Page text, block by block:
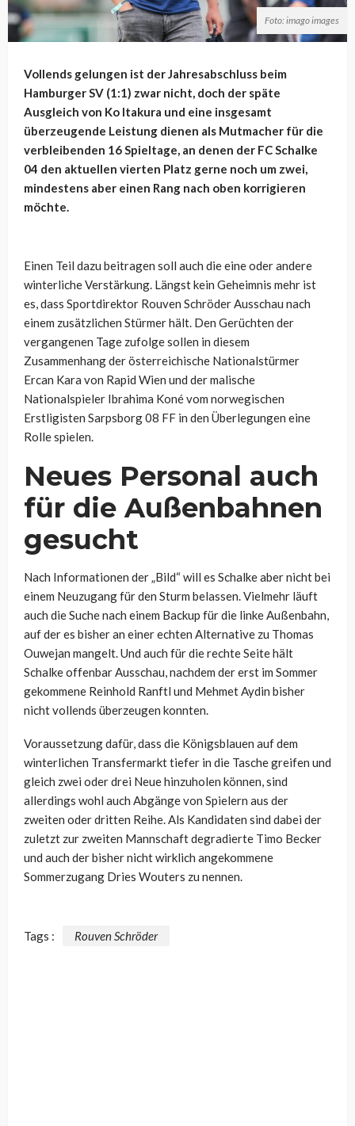
Foto: imago images
Vollends gelungen ist der Jahresabschluss beim
Hamburger SV (1:1) zwar nicht, doch der späte
Ausgleich von Ko Itakura und eine insgesamt
überzeugende Leistung dienen als Mutmacher für die
verbleibenden 16 Spieltage, an denen der FC Schalke
04 den aktuellen vierten Platz gerne noch um zwei,
mindestens aber einen Rang nach oben korrigieren
möchte.
Einen Teil dazu beitragen soll auch die eine oder andere
winterliche Verstärkung. Längst kein Geheimnis mehr ist
es, dass Sportdirektor Rouven Schröder Ausschau nach
einem zusätzlichen Stürmer hält. Den Gerüchten der
vergangenen Tage zufolge sollen in diesem
Zusammenhang der österreichische Nationalstürmer
Ercan Kara von Rapid Wien und der malische
Nationalspieler Ibrahima Koné vom norwegischen
Erstligisten Sarpsborg 08 FF in den Überlegungen eine
Rolle spielen.
Neues Personal auch
für die Außenbahnen
gesucht
Nach Informationen der „Bild“ will es Schalke aber nicht bei
einem Neuzugang für den Sturm belassen. Vielmehr läuft
auch die Suche nach einem Backup für die linke Außenbahn,
auf der es bisher an einer echten Alternative zu Thomas
Ouwejan mangelt. Und auch für die rechte Seite hält
Schalke offenbar Ausschau, nachdem der erst im Sommer
gekommene Reinhold Ranftl und Mehmet Aydin bisher
nicht vollends überzeugen konnten.
Voraussetzung dafür, dass die Königsblauen auf dem
winterlichen Transfermarkt tiefer in die Tasche greifen und
gleich zwei oder drei Neue hinzuholen können, sind
allerdings wohl auch Abgänge von Spielern aus der
zweiten oder dritten Reihe. Als Kandidaten sind dabei der
zuletzt zur zweiten Mannschaft degradierte Timo Becker
und auch der bisher nicht wirklich angekommene
Sommerzugang Dries Wouters zu nennen.
Tags : Rouven Schröder